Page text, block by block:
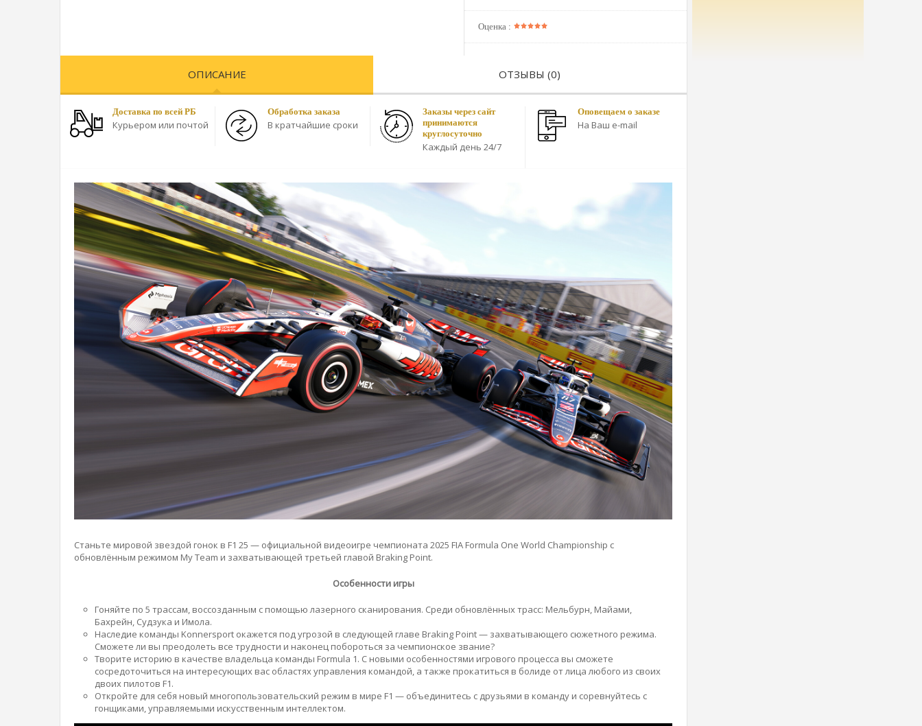
Оценка :
ОПИСАНИЕ ОТЗЫВЫ (0)
Доставка по всей РБ
Курьером или почтой
Обработка заказа
В кратчайшие сроки
Заказы через сайт
принимаются
круглосуточно
Каждый день 24/7
Оповещаем о заказе
На Ваш e-mail
Станьте мировой звездой гонок в F1 25 — официальной видеоигре чемпионата 2025 FIA Formula One World Championship с
обновлённым режимом My Team и захватывающей третьей главой Braking Point.
Особенности игры
Гоняйте по 5 трассам, воссозданным с помощью лазерного сканирования. Среди обновлённых трасс: Мельбурн, Майами,
Бахрейн, Судзука и Имола.
Наследие команды Konnersport окажется под угрозой в следующей главе Braking Point — захватывающего сюжетного режима.
Сможете ли вы преодолеть все трудности и наконец побороться за чемпионское звание?
Творите историю в качестве владельца команды Formula 1. С новыми особенностями игрового процесса вы сможете
сосредоточиться на интересующих вас областях управления командой, а также прокатиться в болиде от лица любого из своих
двоих пилотов F1.
Откройте для себя новый многопользовательский режим в мире F1 — объединитесь с друзьями в команду и соревнуйтесь с
гонщиками, управляемыми искусственным интеллектом.